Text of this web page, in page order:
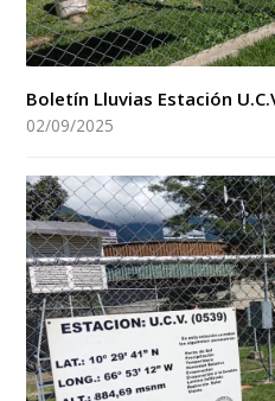
Boletín Lluvias Estación
02/09/2025